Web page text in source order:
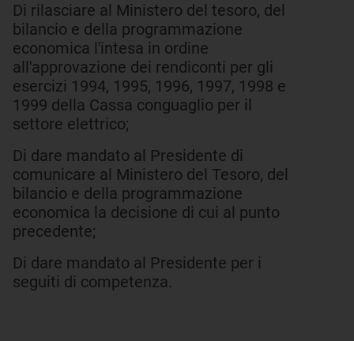
Di rilasciare al Ministero del tesoro, del
bilancio e della programmazione
economica l'intesa in ordine
all'approvazione dei rendiconti per gli
esercizi 1994, 1995, 1996, 1997, 1998 e
1999 della Cassa conguaglio per il
settore elettrico;
Di dare mandato al Presidente di
comunicare al Ministero del Tesoro, del
bilancio e della programmazione
economica la decisione di cui al punto
precedente;
Di dare mandato al Presidente per i
seguiti di competenza.